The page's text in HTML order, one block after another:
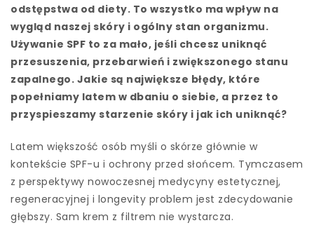
odstępstwa od diety. To wszystko ma wpływ na
wygląd naszej skóry i ogólny stan organizmu.
Używanie SPF to za mało, jeśli chcesz uniknąć
przesuszenia, przebarwień i zwiększonego stanu
zapalnego. Jakie są największe błędy, które
popełniamy latem w dbaniu o siebie, a przez to
przyspieszamy starzenie skóry i jak ich uniknąć?
Latem większość osób myśli o skórze głównie w
kontekście SPF-u i ochrony przed słońcem. Tymczasem
z perspektywy nowoczesnej medycyny estetycznej,
regeneracyjnej i longevity problem jest zdecydowanie
głębszy. Sam krem z filtrem nie wystarcza.